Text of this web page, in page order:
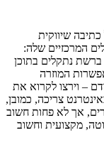
שיווקית
המרכזיים שלה:
ברשת נתקלים בתוכן
המוזרה
– וירצו לקרוא את
צריכה, כמובן,
אך לא פחות חשוב
מקצועית וחשוב